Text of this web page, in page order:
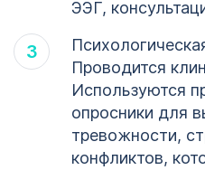
ЭЭГ,
Проводится
Используются
опросники для
тревожности,
конфликтов,